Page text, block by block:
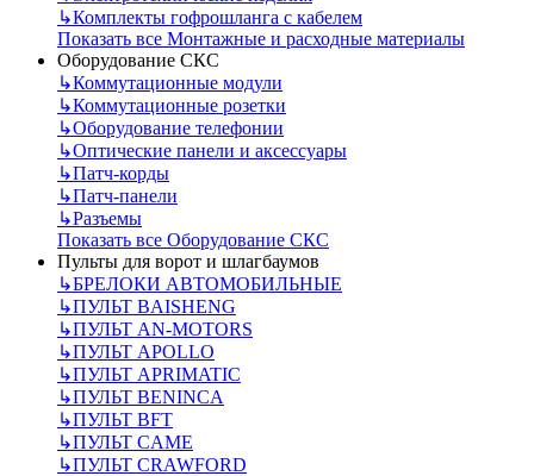
↳Комплекты гофрошланга с кабелем
Показать все Монтажные и расходные материалы
Оборудование СКС
↳Коммутационные модули
↳Коммутационные розетки
↳Оборудование телефонии
↳Оптические панели и аксессуары
↳Патч-корды
↳Патч-панели
↳Разъемы
Показать все Оборудование СКС
Пульты для ворот и шлагбаумов
↳БРЕЛОКИ АВТОМОБИЛЬНЫЕ
↳ПУЛЬТ BAISHENG
↳ПУЛЬТ AN-MOTORS
↳ПУЛЬТ APOLLO
↳ПУЛЬТ APRIMATIC
↳ПУЛЬТ BENINCA
↳ПУЛЬТ BFT
↳ПУЛЬТ CAME
↳ПУЛЬТ CRAWFORD